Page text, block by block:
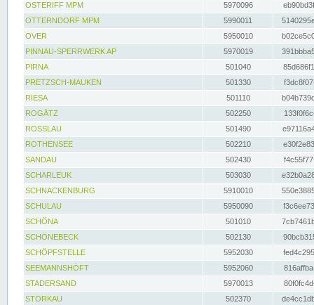
OSTERIFF MPM
5970096
OTTERNDORF MPM
5990011
OVER
5950010
PINNAU-SPERRWERK AP
5970019
PIRNA
501040
PRETZSCH-MAUKEN
501330
RIESA
501110
ROGÄTZ
502250
ROSSLAU
501490
ROTHENSEE
502210
SANDAU
502430
SCHARLEUK
503030
SCHNACKENBURG
5910010
SCHULAU
5950090
SCHÖNA
501010
SCHÖNEBECK
502130
SCHÖPFSTELLE
5952030
SEEMANNSHÖFT
5952060
STADERSAND
5970013
STORKAU
502370